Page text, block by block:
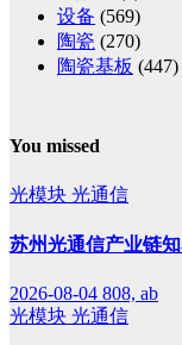
设备 (569)
陶瓷 (270)
陶瓷基板 (447)
You missed
光模块 光通信
苏州光通信产业链
2026-08-04 808, ab
光模块 光通信